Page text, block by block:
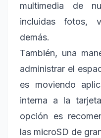
multimedia de
incluidas fotos,
demás.
También, una
administrar el
es moviendo
interna a la
opción es
las microSD de